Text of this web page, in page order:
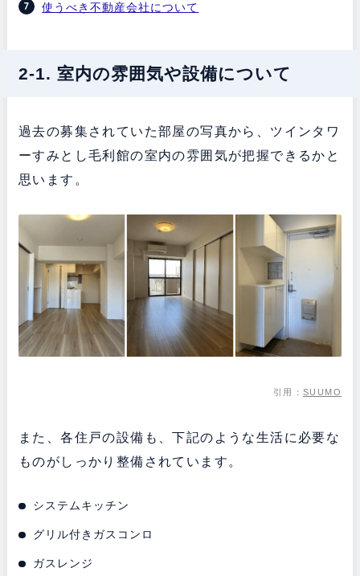
使うべき不動産会社について
2-1. 室内の雰囲気や設備について
過去の募集されていた部屋の写真から、ツインタワ
ーすみとし毛利館の室内の雰囲気が把握できるかと
思います。
引用：SUUMO
また、各住戸の設備も、下記のような生活に必要な
ものがしっかり整備されています。
システムキッチン
グリル付きガスコンロ
ガスレンジ